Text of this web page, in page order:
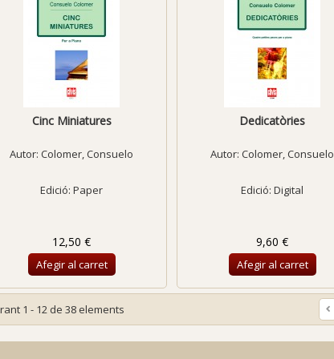
Cinc Miniatures
Autor:Colomer, Consuelo
Edició: Paper
12,50 €
Afegir al carret
Dedicatòries
Autor:Colomer, Consuelo
Edició: Digital
9,60 €
Afegir al carret
1 - 12 de 38 elements